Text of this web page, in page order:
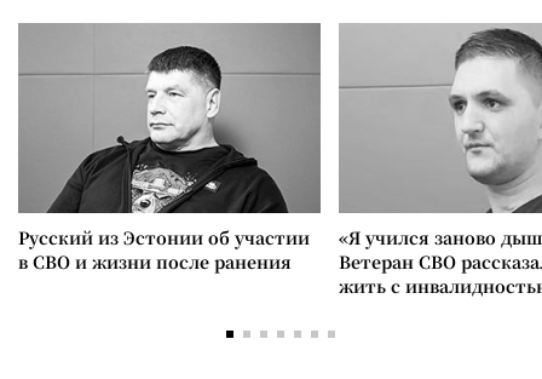
Русский из Эстонии об участии
в СВО и жизни после ранения
«Я учился заново
Ветеран СВО
жить с